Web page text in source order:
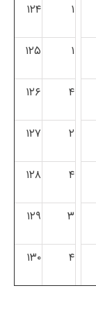
۱ ۱۲۴
۱ ۱۲۵
۴ ۱۲۶
۲ ۱۲۷
۴ ۱۲۸
۳ ۱۲۹
۴ ۱۳۰